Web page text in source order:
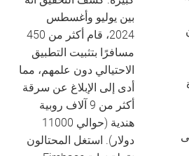
بين يوليو وأغسطس
2024، قام أكثر من 450
مسافرًا بتثبيت التطبيق
الاحتيالي دون علمهم، مما
أدى إلى الإبلاغ عن سرقة
أكثر من 9 آلاف روبية
هندية (حوالي 11000
دولار). استغل المحتالون